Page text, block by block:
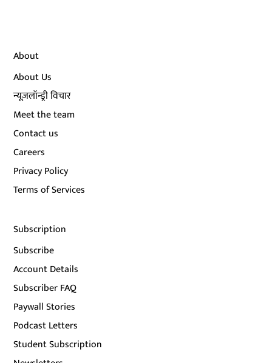
About
About Us
न्यूज़लॉन्ड्री विचार
Meet the team
Contact us
Careers
Privacy Policy
Terms of Services
Subscription
Subscribe
Account Details
Subscriber FAQ
Paywall Stories
Podcast Letters
Student Subscription